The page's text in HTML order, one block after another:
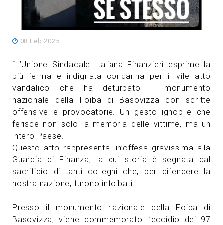
08 Feb 2025
“L’Unione Sindacale Italiana Finanzieri esprime la
più ferma e indignata condanna per il vile atto
vandalico che ha deturpato il monumento
nazionale della Foiba di Basovizza con scritte
offensive e provocatorie. Un gesto ignobile che
ferisce non solo la memoria delle vittime, ma un
intero Paese.
Questo atto rappresenta un’offesa gravissima alla
Guardia di Finanza, la cui storia è segnata dal
sacrificio di tanti colleghi che, per difendere la
nostra nazione, furono infoibati.
Presso il monumento nazionale della Foiba di
Basovizza, viene commemorato l’eccidio dei 97